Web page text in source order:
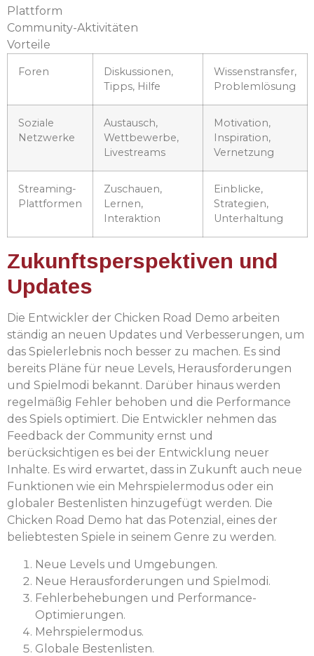
Plattform
Community-Aktivitäten
Vorteile
Foren
Diskussionen,
Tipps, Hilfe
Wissenstransfer,
Problemlösung
Soziale
Netzwerke
Austausch,
Wettbewerbe,
Livestreams
Motivation,
Inspiration,
Vernetzung
Streaming-
Plattformen
Zuschauen,
Lernen,
Interaktion
Einblicke,
Strategien,
Unterhaltung
Zukunftsperspektiven und
Updates
Die Entwickler der Chicken Road Demo arbeiten
ständig an neuen Updates und Verbesserungen, um
das Spielerlebnis noch besser zu machen. Es sind
bereits Pläne für neue Levels, Herausforderungen
und Spielmodi bekannt. Darüber hinaus werden
regelmäßig Fehler behoben und die Performance
des Spiels optimiert. Die Entwickler nehmen das
Feedback der Community ernst und
berücksichtigen es bei der Entwicklung neuer
Inhalte. Es wird erwartet, dass in Zukunft auch neue
Funktionen wie ein Mehrspielermodus oder ein
globaler Bestenlisten hinzugefügt werden. Die
Chicken Road Demo hat das Potenzial, eines der
beliebtesten Spiele in seinem Genre zu werden.
Neue Levels und Umgebungen.
Neue Herausforderungen und Spielmodi.
Fehlerbehebungen und Performance-
Optimierungen.
Mehrspielermodus.
Globale Bestenlisten.